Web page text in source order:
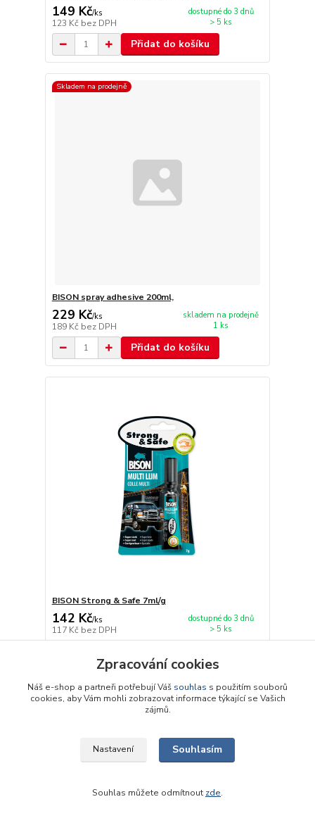
149 Kč/ks
123 Kč bez DPH
dostupné do 3 dnů
> 5 ks
Přidat do košíku
Skladem na prodejně
BISON spray adhesive 200ml,
229 Kč/ks
189 Kč bez DPH
skladem na prodejně
1 ks
Přidat do košíku
BISON Strong & Safe 7ml/g
142 Kč/ks
117 Kč bez DPH
dostupné do 3 dnů
> 5 ks
Načíst další produkty (30)
Zpracování cookies
Náš e-shop a partneři potřebují Váš souhlas s použitím souborů
cookies, aby Vám mohli zobrazovat informace týkající se Vašich
zájmů.
Nastavení Souhlasím
Souhlas můžete odmítnout zde.